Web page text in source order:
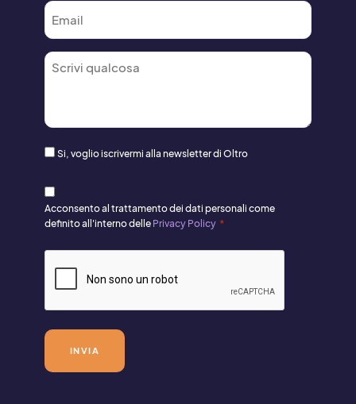
Email
Commento
Consenso
Si, voglio iscrivermi alla newsletter di Oltro
Consenso
Newsletter
*
Acconsento al trattamento dei dati personali come
definito all'interno delle Privacy Policy *